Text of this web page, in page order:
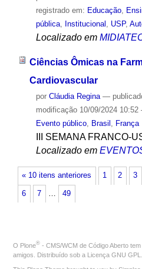
registrado em: Educação,
pública, Institucional USP,
Localizado em
Ciências Ômicas na
Cardiovascular
por Cláudia Regina —
modificação10/09/2024 10:52
Evento público, Brasil , França
III SEMANA FRANCO-
Localizado em
« 10 itens anteriores 1 2 3
6 7 … 49
O Plone® - CMS/WCM de Código Aberto tem
amigos. Distribuído sob a Licença GNU GPL